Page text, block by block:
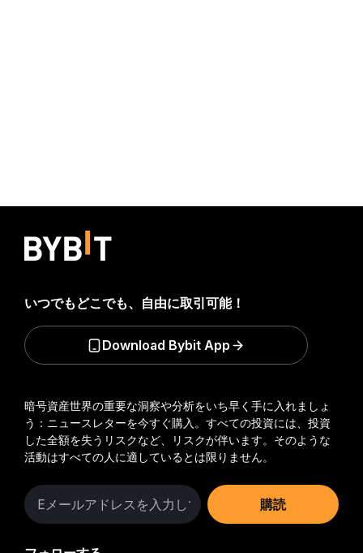
暗号資産世界の重要な洞察や分析をいち早く手に入れましょ
う：ニュースレターを今すぐ購入。 すべての投資には、投資
した全額を失うリスクなど、リスクが伴います。そのような
活動はすべての人に適しているとは限りません。
購読
いつでもどこでも、自由に取引可能！
Download Bybit App